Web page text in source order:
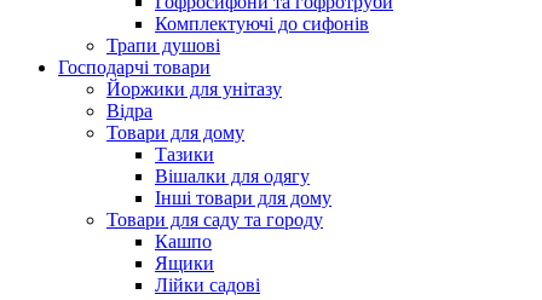
Комплектуючі до сифонів
Трапи душові
Господарчі товари
Йоржики для унітазу
Відра
Товари для дому
Тазики
Вішалки для одягу
Інші товари для дому
Товари для саду та городу
Кашпо
Ящики
Лійки садові